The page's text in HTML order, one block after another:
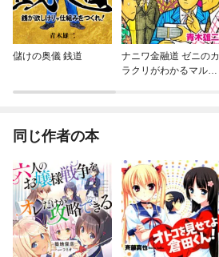
儲けの奥儀 銭道
ナニワ金融道 ゼニのカ
ラクリがわかるマルク
同じ作者の本